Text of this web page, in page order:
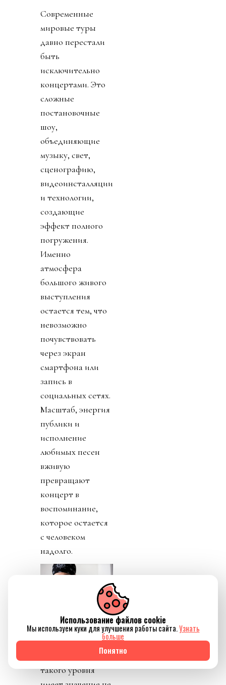
Современные
мировые туры
давно перестали
быть
исключительно
концертами. Это
сложные
постановочные
шоу,
объединяющие
музыку, свет,
сценографию,
видеоинсталляции
и технологии,
создающие
эффект полного
погружения.
Именно
атмосфера
большого живого
выступления
остается тем, что
невозможно
почувствовать
через экран
смартфона или
запись в
социальных сетях.
Масштаб, энергия
публики и
исполнение
любимых песен
вживую
превращают
концерт в
воспоминание,
которое остается
с человеком
надолго.
Источник изображения
пресс-служба
Для Казахстана
приезд артистов
такого уровня
Использование файлов cookie
Мы используем куки для улучшения работы сайта.Узнать
больше
Понятно